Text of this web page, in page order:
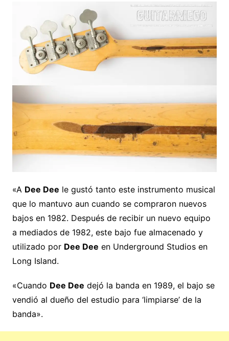
«A Dee Dee le gustó tanto este instrumento musical
que lo mantuvo aun cuando se compraron nuevos
bajos en 1982. Después de recibir un nuevo equipo
a mediados de 1982, este bajo fue almacenado y
utilizado por Dee Dee en Underground Studios en
Long Island.
«Cuando Dee Dee dejó la banda en 1989, el bajo se
vendió al dueño del estudio para ‘limpiarse’ de la
banda».